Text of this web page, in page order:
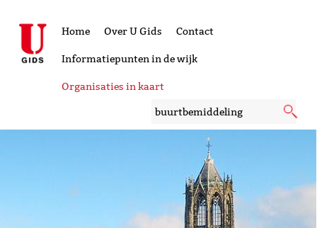
Home Over U Gids Contact
Informatiepunten in de wijk
Organisaties in kaart